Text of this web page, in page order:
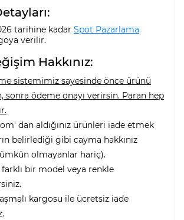
tarihine kadar Spot Pazarlama
verilir.
Hakkınız:
sistemimiz sayesinde önce ürünü
sonra ödeme onayı verirsin. Paran hep
dan aldığınız ürünleri iade etmek
belirlediği gibi cayma hakkınız
olmayanlar hariç).
bir model veya renkle
kargosu ile ücretsiz iade